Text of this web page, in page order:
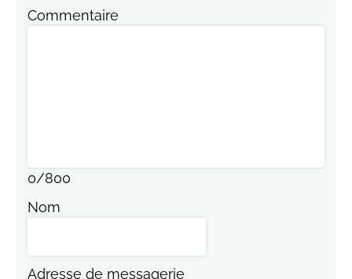
Commentaire
0/800
Nom
Adresse de messagerie